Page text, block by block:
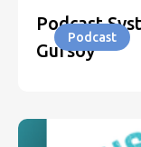
Podcast
Gursoy
Podcast